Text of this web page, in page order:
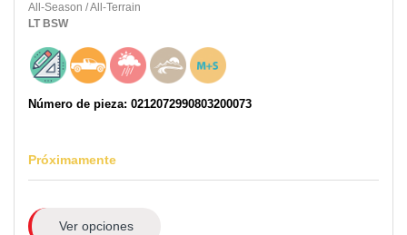
All-Season /All-Terrain
LT BSW
Número de pieza: 0212072990803200073
Próximamente
Ver opciones